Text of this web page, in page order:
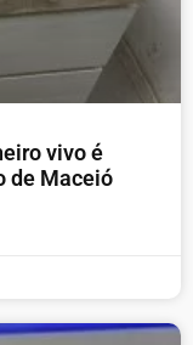
vivo é
de Maceió